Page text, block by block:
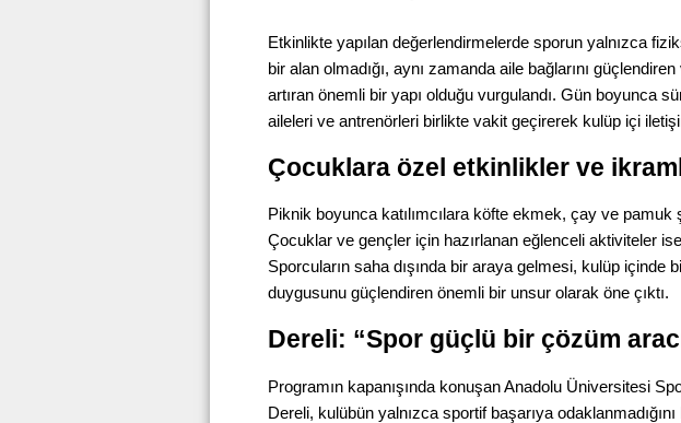
Etkinlikte yapılan değerlendirmelerde sporun yalnızca
bir alan olmadığı, aynı zamanda aile bağlarını
artıran önemli bir yapı olduğu vurgulandı. Gün boyunca
aileleri ve antrenörleri birlikte vakit geçirerek kulüp içi
Çocuklara özel etkinlikler ve
Piknik boyunca katılımcılara köfte ekmek, çay ve pamuk
Çocuklar ve gençler için hazırlanan eğlenceli aktiviteler
Sporcuların saha dışında bir araya gelmesi, kulüp içinde
duygusunu güçlendiren önemli bir unsur olarak öne çıktı.
Dereli: “Spor güçlü bir çözüm
Programın kapanışında konuşan Anadolu Üniversitesi
Dereli, kulübün yalnızca sportif başarıya